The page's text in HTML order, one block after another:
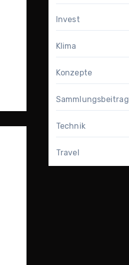
Invest
Klima
Konzepte
Sammlungsbeitrag
Technik
Travel